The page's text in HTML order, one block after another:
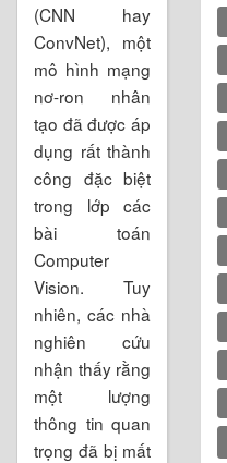
(CNN hay
ConvNet), một
mô hình mạng
nơ-ron nhân
tạo đã được áp
dụng rất thành
công đặc biệt
trong lớp các
bài toán
Computer
Vision. Tuy
nhiên, các nhà
nghiên cứu
nhận thấy rằng
một lượng
thông tin quan
trọng đã bị mất